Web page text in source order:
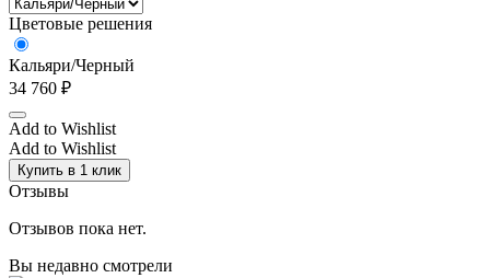
Цветовые решения
Кальяри/Черный
34 760 ₽
Add to Wishlist
Add to Wishlist
Купить в 1 клик
Отзывы
Отзывов пока нет.
Вы недавно смотрели